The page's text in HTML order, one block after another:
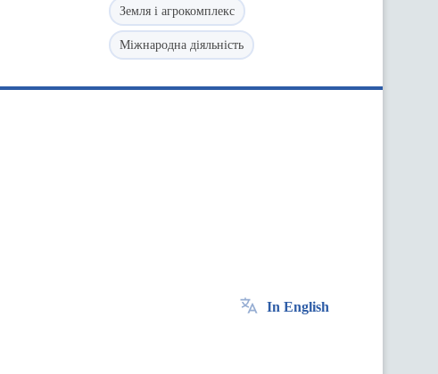
Земля і агрокомплекс
Міжнародна діяльність
In English